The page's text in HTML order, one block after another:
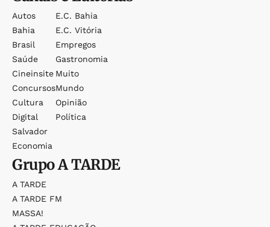
Autos
Bahia
Brasil
Saúde
Cineinsite
Concursos
Cultura
Digital
Salvador
Economia
E.c. Bahia
E.c. Vitória
Empregos
Gastronomia
Muito
Mundo
Opinião
Política
GrupoA TARDE
A TARDE
A TARDE FM
MASSA!